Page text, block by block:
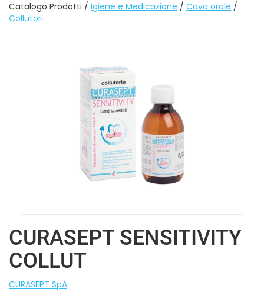
Catalogo Prodotti / Igiene e Medicazione / Cavo orale /
Collutori
CURASEPT SENSITIVITY
COLLUT
CURASEPT SpA